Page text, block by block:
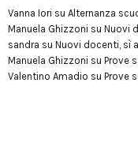
Vanna Iori su Alternanza
Manuela Ghizzoni su Nuovi
sandra su Nuovi docenti, sì
Manuela Ghizzoni su Prove
Valentino Amadio su Prove